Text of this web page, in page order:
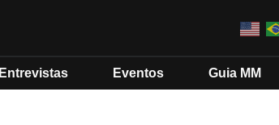
Entrevistas Eventos Guia MM